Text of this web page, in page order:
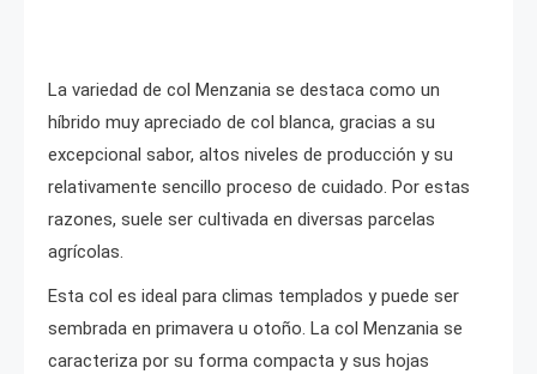
La variedad de col Menzania se destaca como un
híbrido muy apreciado de col blanca, gracias a su
excepcional sabor, altos niveles de producción y su
relativamente sencillo proceso de cuidado. Por estas
razones, suele ser cultivada en diversas parcelas
agrícolas.
Esta col es ideal para climas templados y puede ser
sembrada en primavera u otoño. La col Menzania se
caracteriza por su forma compacta y sus hojas